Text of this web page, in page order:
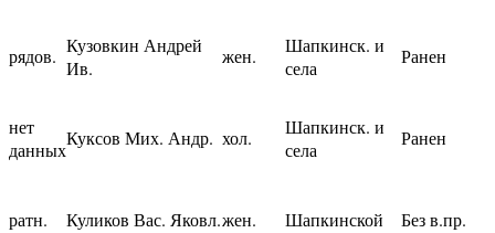
рядов. Кузовкин Андрей
Ив.
жен.
Шапкинск. и
села
Ранен
нет
данных
Куксов Мих. Андр. хол.
Шапкинск. и
села
Ранен
ратн. Куликов Вас. Яковл.жен. Шапкинской Без в.пр.